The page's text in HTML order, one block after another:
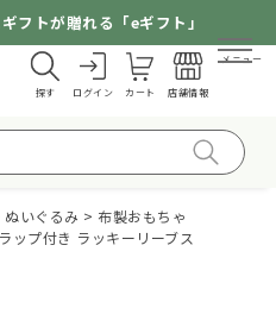
フトが贈れる「eギフト」
探す ログイン カート 店舗情報
メニュー
ぬいぐるみ
布製おもちゃ
プ付き ラッキーリーブス